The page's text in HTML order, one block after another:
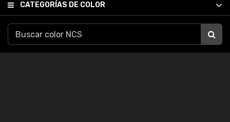
CATEGORÍAS DE COLOR